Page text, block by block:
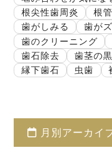
根尖性歯周炎
根
歯がしみる
歯が
歯のクリーニング
歯石除去
歯茎の
縁下歯石
虫歯
月別アーカイ